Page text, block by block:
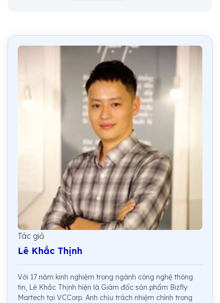
Tác giả
Lê Khắc Thịnh
Với 17 năm kinh nghiệm trong ngành công nghệ thông
tin, Lê Khắc Thịnh hiện là Giám đốc sản phẩm Bizfly
Martech tại VCCorp. Anh chịu trách nhiệm chính trong